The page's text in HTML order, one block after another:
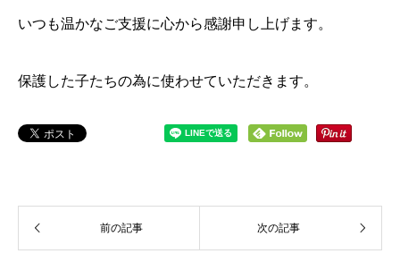
いつも温かなご支援に心から感謝申し上げます。
保護した子たちの為に使わせていただきます。
前の記事 次の記事